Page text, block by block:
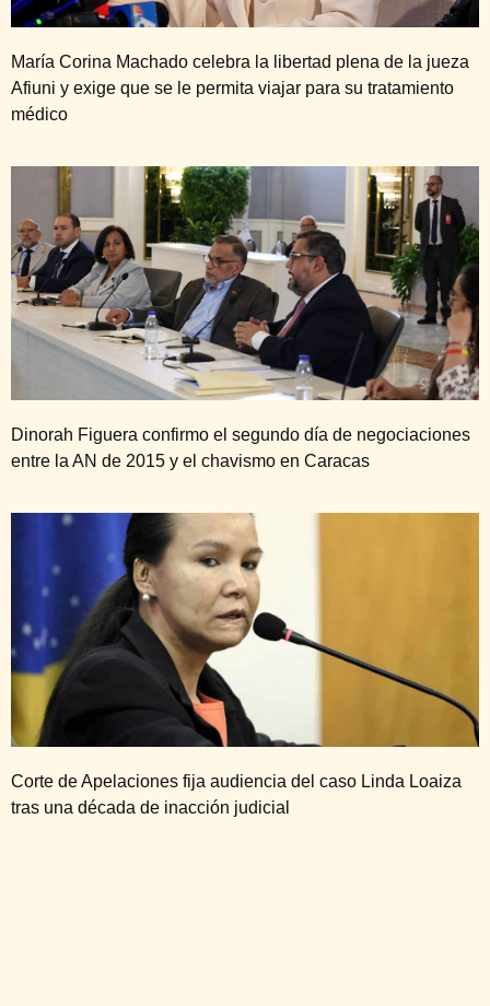
María Corina Machado celebra la libertad plena de la jueza
Afiuni y exige que se le permita viajar para su tratamiento
médico
Dinorah Figuera confirmo el segundo día de negociaciones
entre la AN de 2015 y el chavismo en Caracas
Corte de Apelaciones fija audiencia del caso Linda Loaiza
tras una década de inacción judicial